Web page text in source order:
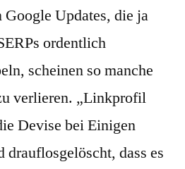
Google Updates, die ja
ordentlich
scheinen so manche
verlieren. „Linkprofil
Devise bei Einigen
dass es